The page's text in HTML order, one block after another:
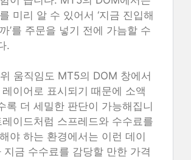
미리 알 수 있어서 ‘지금 진입해
’를 주문을 넣기 전에 가늠할 수
.
움직임도 MT5의 DOM 창에서
이어로 표시되기 때문에 소액
록 더 세밀한 판단이 가능해집니
이드처럼 스프레드와 수수료를
야 하는 환경에서는 이런 데이
지금 수수료를 감당할 만한 가격